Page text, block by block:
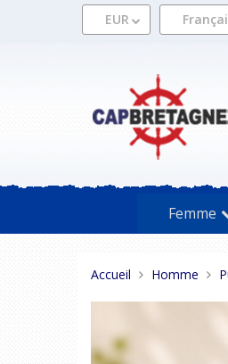
EUR
Femme
Vous
Accueil Homme